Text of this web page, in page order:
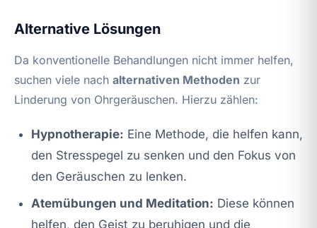
Alternative Lösungen
Da konventionelle Behandlungen nicht immer helfen,
suchen viele nach alternativen Methoden zur
Linderung von Ohrgeräuschen. Hierzu zählen:
Hypnotherapie: Eine Methode, die helfen kann,
den Stresspegel zu senken und den Fokus von
den Geräuschen zu lenken.
Atemübungen und Meditation: Diese können
helfen, den Geist zu beruhigen und die